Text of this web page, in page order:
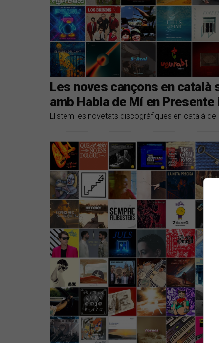
Les noves cançons en català
amb Habla de Mí en Presente
Llistem les novetats discogràfiques en català de